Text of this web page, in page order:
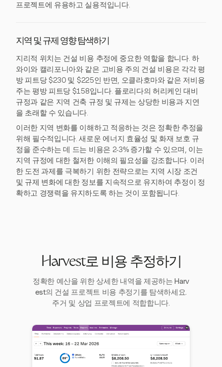
프로젝트에 유용하고 실용적입니다.
지역 및 규제 영향 탐색하기
지리적 위치는 건설 비용 추정에 중요한 역할을 합니다. 하
와이와 캘리포니아와 같은 고비용 주의 건설 비용은 각각 평
방 피트당 $230 및 $225인 반면, 오클라호마와 같은 저비용
주는 평방 피트당 $158입니다. 플로리다의 허리케인 대비
규정과 같은 지역 건축 규정 및 규제는 상당한 비용과 지연
을 초래할 수 있습니다.
이러한 지역 변화를 이해하고 적응하는 것은 정확한 추정을
위해 필수적입니다. 새로운 에너지 효율성 및 화재 보호 규
정을 준수하는 데 드는 비용은 2-3% 증가할 수 있으며, 이는
지역 규정에 대한 철저한 이해의 필요성을 강조합니다. 이러
한 도전 과제를 극복하기 위한 전략으로는 지역 시장 조건
및 규제 변화에 대한 정보를 지속적으로 유지하여 추정이 정
확하고 경쟁력을 유지하도록 하는 것이 포함됩니다.
Harvest로 비용 추정하기
정확한 예산을 위한 상세한 내역을 제공하는 Harv
est의 건설 프로젝트 비용 추정기를 탐색하세요.
주거 및 상업 프로젝트에 적합합니다.